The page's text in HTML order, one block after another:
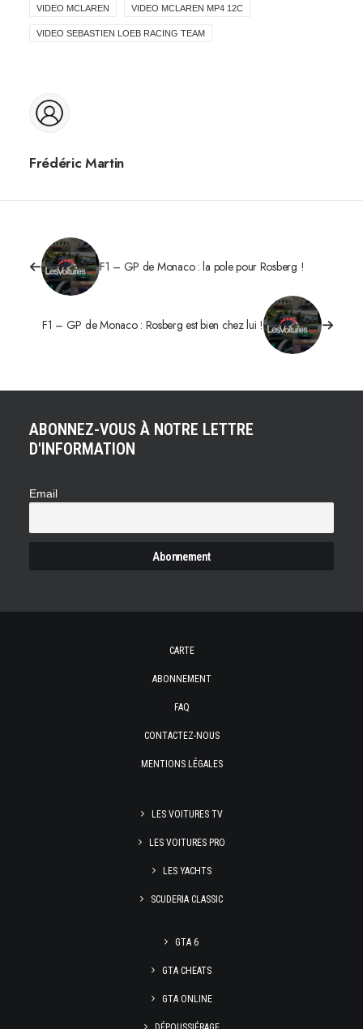
VIDEO MCLAREN VIDEO MCLAREN MP4 12C
VIDEO SEBASTIEN LOEB RACING TEAM
Frédéric Martin
F1 – GP de Monaco : la pole pour Rosberg !
F1 – GP de Monaco : Rosberg est bien chez lui !
ABONNEZ-VOUS À NOTRE LETTRE
D'INFORMATION
Email
CARTE
ABONNEMENT
FAQ
CONTACTEZ-NOUS
MENTIONS LÉGALES
LES VOITURES TV
LES VOITURES PRO
LES YACHTS
SCUDERIA CLASSIC
GTA 6
GTA CHEATS
GTA ONLINE